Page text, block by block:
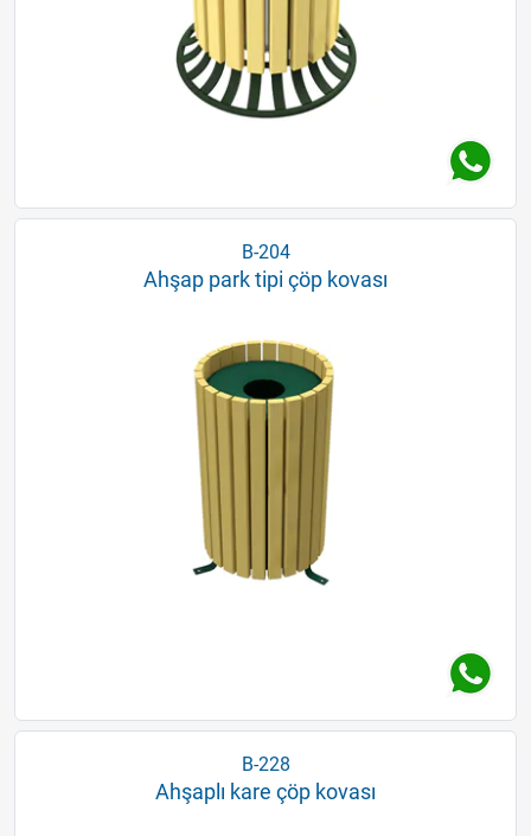
B-204
Ahşap park tipi çöp kovası
B-228
Ahşaplı kare çöp kovası